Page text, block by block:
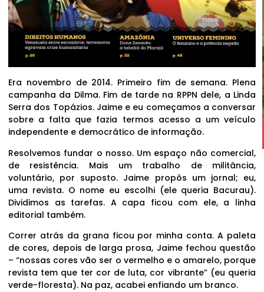
Era novembro de 2014. Primeiro fim de semana. Plena
campanha da Dilma. Fim de tarde na RPPN dele, a Linda
Serra dos Topázios. Jaime e eu começamos a conversar
sobre a falta que fazia termos acesso a um veículo
independente e democrático de informação.
Resolvemos fundar o nosso. Um espaço não comercial,
de resistência. Mais um trabalho de militância,
voluntário, por suposto. Jaime propôs um jornal; eu,
uma revista. O nome eu escolhi (ele queria Bacurau).
Dividimos as tarefas. A capa ficou com ele, a linha
editorial também.
Correr atrás da grana ficou por minha conta. A paleta
de cores, depois de larga prosa, Jaime fechou questão
– “nossas cores vão ser o vermelho e o amarelo, porque
revista tem que ter cor de luta, cor vibrante” (eu queria
verde-floresta). Na paz, acabei enfiando um branco.